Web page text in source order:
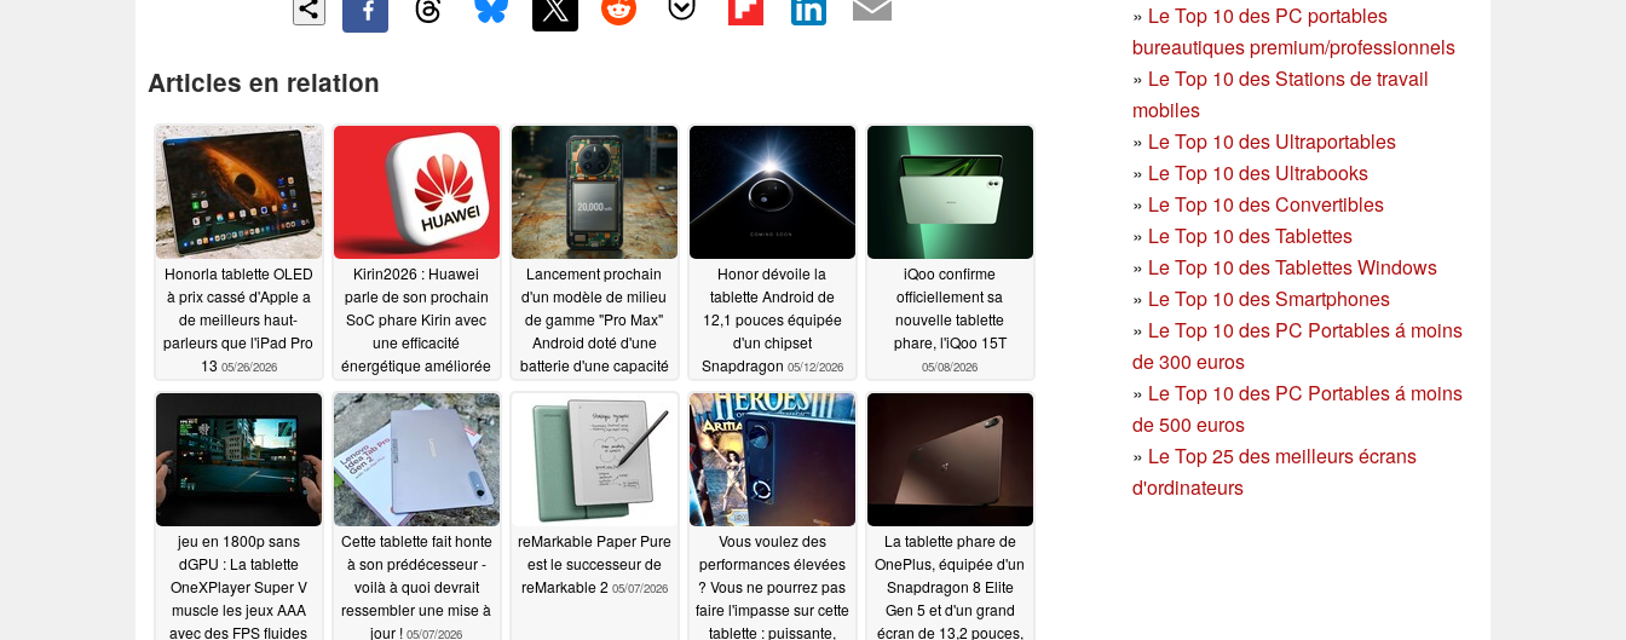
» Le Top 10 des PC portables
bureautiques premium/professionnels
» Le Top 10 des Stations de travail
mobiles
» Le Top 10 des Ultraportables
» Le Top 10 des Ultrabooks
» Le Top 10 des Convertibles
» Le Top 10 des Tablettes
» Le Top 10 des Tablettes Windows
» Le Top 10 des Smartphones
» Le Top 10 des PC Portables á moins
de 300 euros
» Le Top 10 des PC Portables á moins
de 500 euros
» Le Top 25 des meilleurs écrans
d'ordinateurs
Articles en relation
Honorla tablette OLED
à prix cassé d'Apple a
de meilleurs haut-
parleurs que l'iPad Pro
13 05/26/2026
Kirin2026 : Huawei
parle de son prochain
SoC phare Kirin avec
une efficacité
énergétique améliorée
05/25/2026
Lancement prochain
d'un modèle de milieu
de gamme "Pro Max"
Android doté d'une
batterie d'une capacité
000 mAh ; annonce
d'une technologie
cellulaire inédite dans
l'industrie05/12/2026
Honor dévoile la
tablette Android de
12,1 pouces équipée
d'un chipset
Snapdragon 05/12/2026
iQoo confirme
officiellement sa
nouvelle tablette
phare, l'iQoo 15T
05/08/2026
jeu en 1800p sans
dGPU : La tablette
OneXPlayer Super V
muscle les jeux AAA
avec des FPS fluides
Cette tablette fait honte
à son prédécesseur -
voilà à quoi devrait
ressembler une mise à
jour ! 05/07/2026
reMarkable Paper Pure
est le successeur de
reMarkable 2 05/07/2026
Vous voulez des
performances élevées
? Vous ne pourrez pas
faire l'impasse sur cette
tablette : puissante,
La tablette phare de
OnePlus, équipée d'un
Snapdragon 8 Elite
Gen 5 et d'un grand
écran de 13,2 pouces,